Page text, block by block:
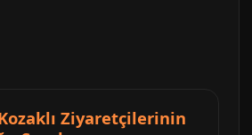
Ziyaretçilerinin